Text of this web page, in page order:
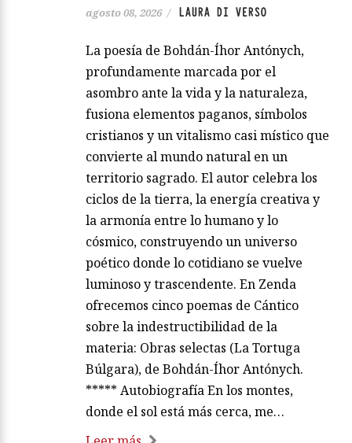
agosto 08, 2026 / LAURA DI VERSO
La poesía de Bohdán-Íhor Antónych,
profundamente marcada por el
asombro ante la vida y la naturaleza,
fusiona elementos paganos, símbolos
cristianos y un vitalismo casi místico que
convierte al mundo natural en un
territorio sagrado. El autor celebra los
ciclos de la tierra, la energía creativa y
la armonía entre lo humano y lo
cósmico, construyendo un universo
poético donde lo cotidiano se vuelve
luminoso y trascendente. En Zenda
ofrecemos cinco poemas de Cántico
sobre la indestructibilidad de la
materia: Obras selectas (La Tortuga
Búlgara), de Bohdán-Íhor Antónych.
***** Autobiografía En los montes,
donde el sol está más cerca, me…